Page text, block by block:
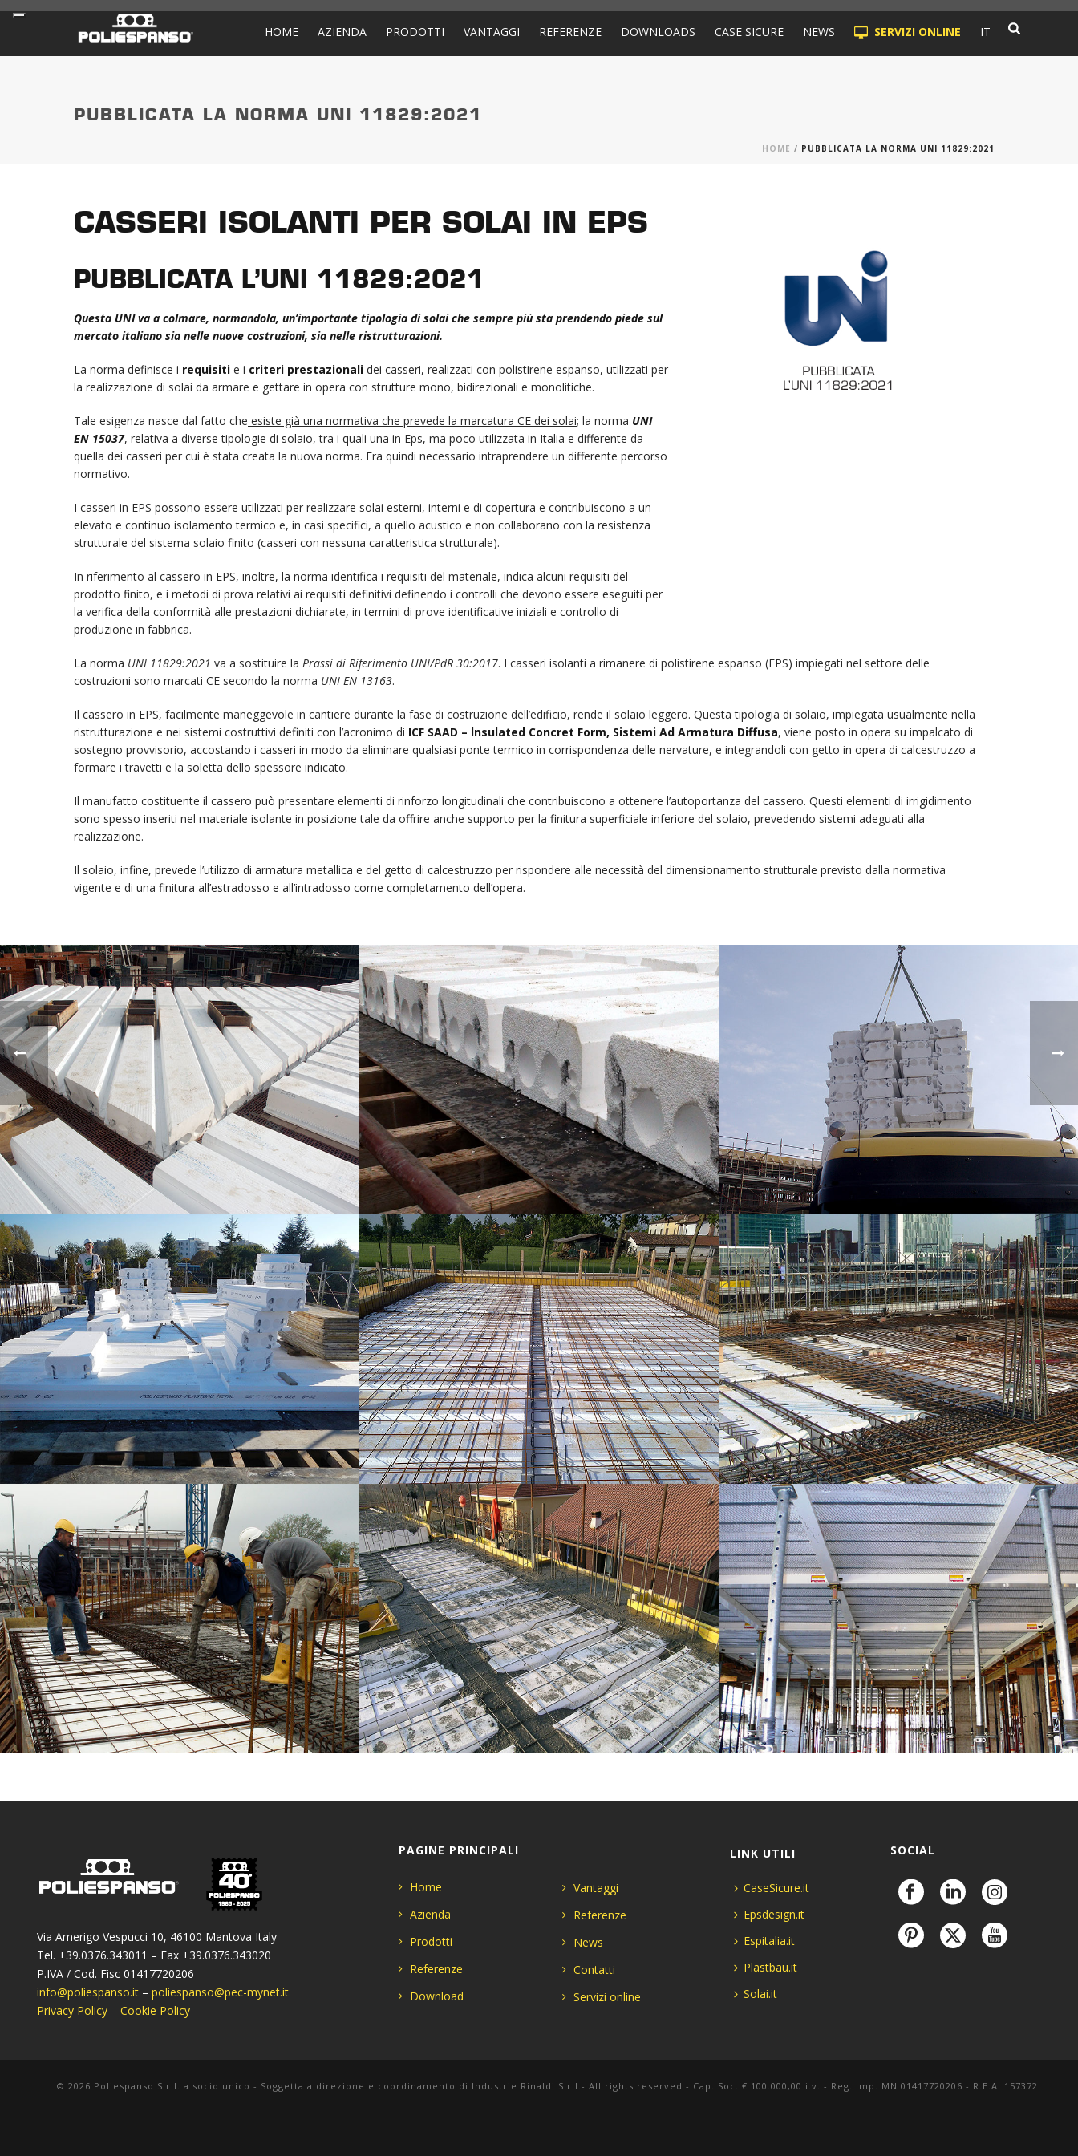
HOME AZIENDA PRODOTTI VANTAGGI REFERENZE DOWNLOADS CASE SICURE NEWS SERVIZI ONLINE IT
PUBBLICATA LA NORMA UNI 11829:2021
HOME / PUBBLICATA LA NORMA UNI 11829:2021
CASSERI ISOLANTI PER SOLAI IN EPS
PUBBLICATA L’UNI 11829:2021
Questa UNI va a colmare, normandola, un’importante tipologia di solai che sempre più sta prendendo piede sul
mercato italiano sia nelle nuove costruzioni, sia nelle ristrutturazioni.
La norma definisce i requisiti e i criteri prestazionali dei casseri, realizzati con polistirene espanso, utilizzati per
la realizzazione di solai da armare e gettare in opera con strutture mono, bidirezionali e monolitiche.
Tale esigenza nasce dal fatto che esiste già una normativa che prevede la marcatura CE dei solai; la norma UNI
EN 15037, relativa a diverse tipologie di solaio, tra i quali una in Eps, ma poco utilizzata in Italia e differente da
quella dei casseri per cui è stata creata la nuova norma. Era quindi necessario intraprendere un differente percorso
normativo.
I casseri in EPS possono essere utilizzati per realizzare solai esterni, interni e di copertura e contribuiscono a un
elevato e continuo isolamento termico e, in casi specifici, a quello acustico e non collaborano con la resistenza
strutturale del sistema solaio finito (casseri con nessuna caratteristica strutturale).
In riferimento al cassero in EPS, inoltre, la norma identifica i requisiti del materiale, indica alcuni requisiti del
prodotto finito, e i metodi di prova relativi ai requisiti definitivi definendo i controlli che devono essere eseguiti per
la verifica della conformità alle prestazioni dichiarate, in termini di prove identificative iniziali e controllo di
produzione in fabbrica.
La norma UNI 11829:2021 va a sostituire la Prassi di Riferimento UNI/PdR 30:2017. I casseri isolanti a rimanere di polistirene espanso (EPS) impiegati nel settore delle
costruzioni sono marcati CE secondo la norma UNI EN 13163.
Il cassero in EPS, facilmente maneggevole in cantiere durante la fase di costruzione dell’edificio, rende il solaio leggero. Questa tipologia di solaio, impiegata usualmente nella
ristrutturazione e nei sistemi costruttivi definiti con l’acronimo di ICF SAAD – lnsulated Concret Form, Sistemi Ad Armatura Diffusa, viene posto in opera su impalcato di
sostegno provvisorio, accostando i casseri in modo da eliminare qualsiasi ponte termico in corrispondenza delle nervature, e integrandoli con getto in opera di calcestruzzo a
formare i travetti e la soletta dello spessore indicato.
Il manufatto costituente il cassero può presentare elementi di rinforzo longitudinali che contribuiscono a ottenere l’autoportanza del cassero. Questi elementi di irrigidimento
sono spesso inseriti nel materiale isolante in posizione tale da offrire anche supporto per la finitura superficiale inferiore del solaio, prevedendo sistemi adeguati alla
realizzazione.
Il solaio, infine, prevede l’utilizzo di armatura metallica e del getto di calcestruzzo per rispondere alle necessità del dimensionamento strutturale previsto dalla normativa
vigente e di una finitura all’estradosso e all’intradosso come completamento dell’opera.
Via Amerigo Vespucci 10, 46100 Mantova Italy
Tel. +39.0376.343011 – Fax +39.0376.343020
P.IVA / Cod. Fisc 01417720206
info@poliespanso.it –poliespanso@pec-mynet.it
Privacy Policy –Cookie Policy
PAGINE PRINCIPALI
Home
Azienda
Prodotti
Referenze
Download
Vantaggi
Referenze
News
Contatti
Servizi online
LINK UTILI
CaseSicure.it
Epsdesign.it
Espitalia.it
Plastbau.it
Solai.it
SOCIAL
© 2026 Poliespanso S.r.l. a socio unico - Soggetta a direzione e coordinamento di Industrie Rinaldi S.r.l.- All rights reserved - Cap. Soc. € 100.000,00 i.v. - Reg. Imp. MN 01417720206 - R.E.A. 157372